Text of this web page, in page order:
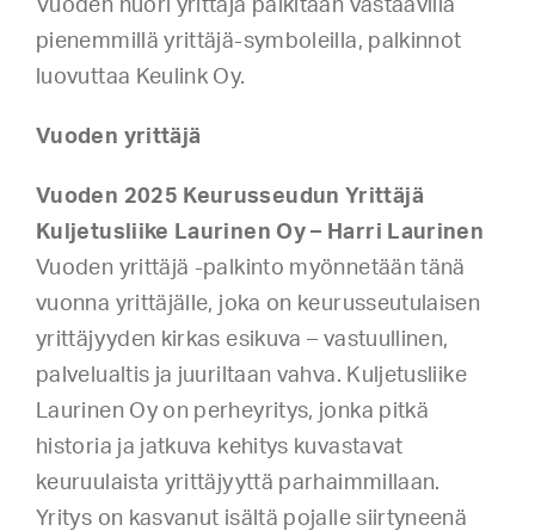
Vuoden nuori yrittäjä palkitaan vastaavilla
pienemmillä yrittäjä-symboleilla, palkinnot
luovuttaa Keulink Oy.
Vuoden yrittäjä
Vuoden 2025 Keurusseudun Yrittäjä
Kuljetusliike Laurinen Oy – Harri Laurinen
Vuoden yrittäjä -palkinto myönnetään tänä
vuonna yrittäjälle, joka on keurusseutulaisen
yrittäjyyden kirkas esikuva – vastuullinen,
palvelualtis ja juuriltaan vahva. Kuljetusliike
Laurinen Oy on perheyritys, jonka pitkä
historia ja jatkuva kehitys kuvastavat
keuruulaista yrittäjyyttä parhaimmillaan.
Yritys on kasvanut isältä pojalle siirtyneenä